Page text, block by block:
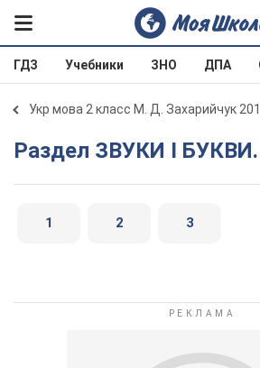
ГДЗ Учебники ЗНО ДПА
Укр мова 2 класс М. Д. Захарийчук
Раздел ЗВУКИ І
1 2 3